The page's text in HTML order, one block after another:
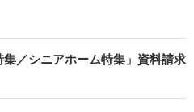
／シニアホーム特集」資料請求